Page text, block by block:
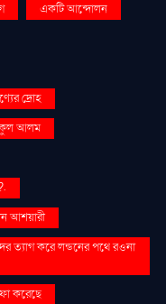
একটি আন্দোলন
দ্রোহ
আলম
আশয়ারী
ত্যাগ করে লন্ডনের পথে রওনা
করেছে